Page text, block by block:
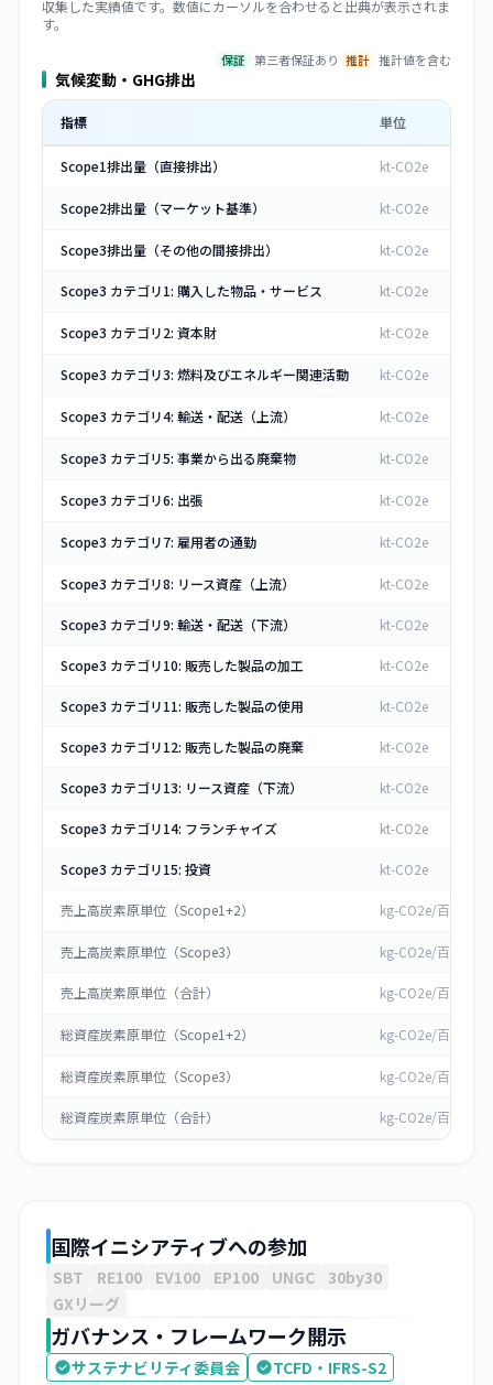
収集した実績値です。数値にカーソルを合わせると出典が表示されま
す。
保証 第三者保証あり 推計 推計値を含む
気候変動・GHG排出
指標 単位
Scope1排出量（直接排出） kt-CO2e
Scope2排出量（マーケット基準） kt-CO2e
Scope3排出量（その他の間接排出） kt-CO2e
Scope3 カテゴリ1: 購入した物品・サービス kt-CO2e
Scope3 カテゴリ2: 資本財 kt-CO2e
Scope3 カテゴリ3: 燃料及びエネルギー関連活動 kt-CO2e
Scope3 カテゴリ4: 輸送・配送（上流） kt-CO2e
Scope3 カテゴリ5: 事業から出る廃棄物 kt-CO2e
Scope3 カテゴリ6: 出張 kt-CO2e
Scope3 カテゴリ7: 雇用者の通勤 kt-CO2e
Scope3 カテゴリ8: リース資産（上流） kt-CO2e
Scope3 カテゴリ9: 輸送・配送（下流） kt-CO2e
Scope3 カテゴリ10: 販売した製品の加工 kt-CO2e
Scope3 カテゴリ11: 販売した製品の使用 kt-CO2e
Scope3 カテゴリ12: 販売した製品の廃棄 kt-CO2e
Scope3 カテゴリ13: リース資産（下流） kt-CO2e
Scope3 カテゴリ14: フランチャイズ kt-CO2e
Scope3 カテゴリ15: 投資 kt-CO2e
売上高炭素原単位（Scope1+2） kg-CO2e/百万円
売上高炭素原単位（Scope3） kg-CO2e/百万円
売上高炭素原単位（合計） kg-CO2e/百万円
総資産炭素原単位（Scope1+2） kg-CO2e/百万円
総資産炭素原単位（Scope3） kg-CO2e/百万円
総資産炭素原単位（合計） kg-CO2e/百万円
国際イニシアティブへの参加
SBT RE100 EV100 EP100 UNGC 30by30
GXリーグ
ガバナンス・フレームワーク開示
サステナビリティ委員会
TCFD・IFRS-S2